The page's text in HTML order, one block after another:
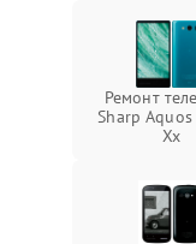
Ремонт
Sharp
Xx